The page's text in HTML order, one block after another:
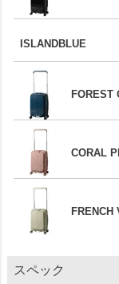
ISLANDBLUE
FOREST
CORAL
FRENCH
スペック